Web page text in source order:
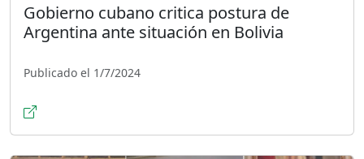
Gobierno cubano critica postura de
Argentina ante situación en Bolivia
Publicado el 1/7/2024